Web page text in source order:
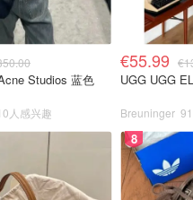
Studios 蓝色
人感兴趣
€55.99
UGG UGG
Breuninger
8